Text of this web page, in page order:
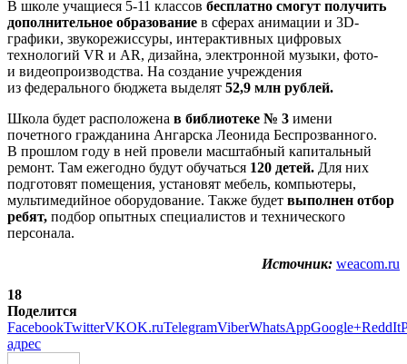
В школе учащиеся 5-11 классов бесплатно смогут получить
дополнительное образование в сферах анимации и 3D-
графики, звукорежиссуры, интерактивных цифровых
технологий VR и AR, дизайна, электронной музыки, фото-
и видеопроизводства. На создание учреждения
из федерального бюджета выделят 52,9 млн рублей.
Школа будет расположена в библиотеке № 3 имени
почетного гражданина Ангарска Леонида Беспрозванного.
В прошлом году в ней провели масштабный капитальный
ремонт. Там ежегодно будут обучаться 120 детей. Для них
подготовят помещения, установят мебель, компьютеры,
мультимедийное оборудование. Также будет выполнен отбор
ребят, подбор опытных специалистов и технического
персонала.
Источник: weacom.ru
18
Поделится
FacebookTwitterVKOK.ruTelegramViberWhatsAppGoogle+ReddIt
адрес